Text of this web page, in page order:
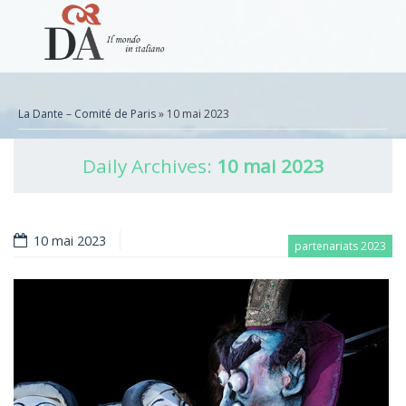
La Dante – Comité de Paris» 10 mai 2023
Daily Archives: 10 mai 2023
partenariats 2023
10 mai 2023